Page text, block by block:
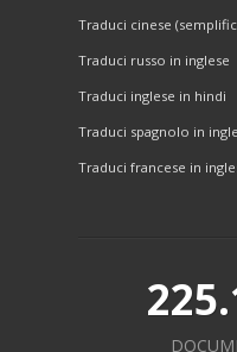
Traduci cinese
Traduci russo in inglese
Traduci inglese in hindi
Traduci spagnolo in
Traduci francese in